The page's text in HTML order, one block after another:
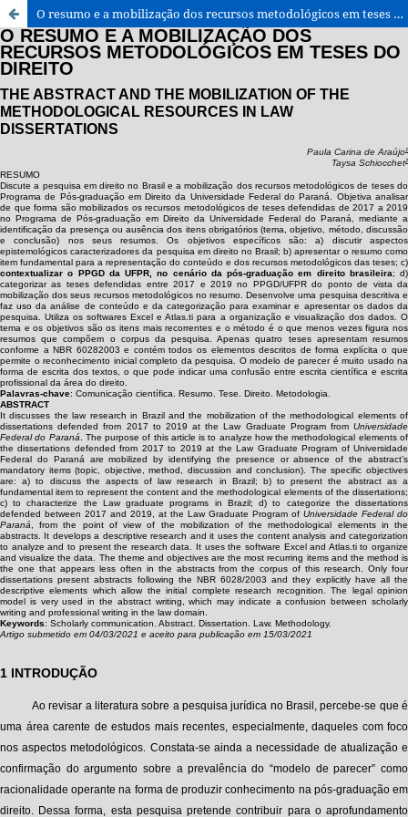
O resumo e a mobilização dos recursos metodológicos em teses do direito